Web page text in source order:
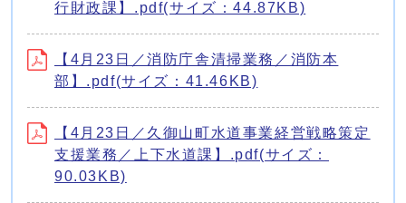
行財政課】.pdf(サイズ：44.87KB)
【4月23日／消防庁舎清掃業務／消防本
部】.pdf(サイズ：41.46KB)
【4月23日／久御山町水道事業経営戦略策定
支援業務／上下水道課】.pdf(サイズ：
90.03KB)